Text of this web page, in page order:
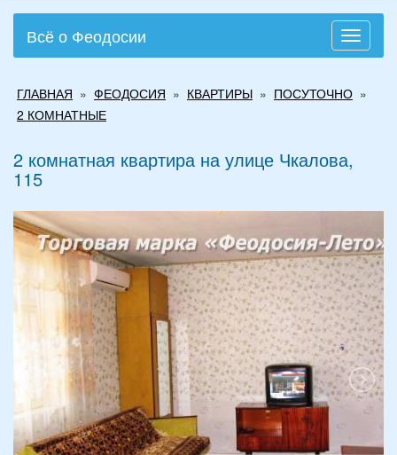
Toggle
Всё о Феодосии
здесь
ГЛАВНАЯ » ФЕОДОСИЯ » КВАРТИРЫ » ПОСУТОЧНО »
2 КОМНАТНЫЕ
2 комнатная квартира на улице Чкалова,
115